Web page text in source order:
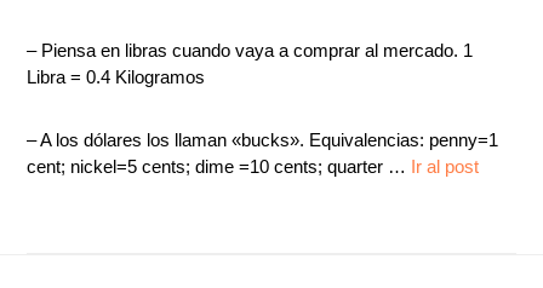
– Piensa en libras cuando vaya a comprar al mercado. 1
Libra = 0.4 Kilogramos
– A los dólares los llaman «bucks». Equivalencias: penny=1
cent; nickel=5 cents; dime =10 cents; quarter … Ir al post